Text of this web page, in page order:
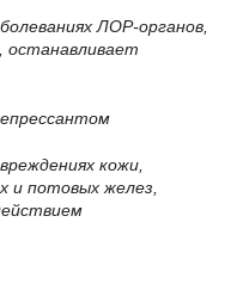
ЛОР-органов,
останавливает
кожи,
и потовых желез,